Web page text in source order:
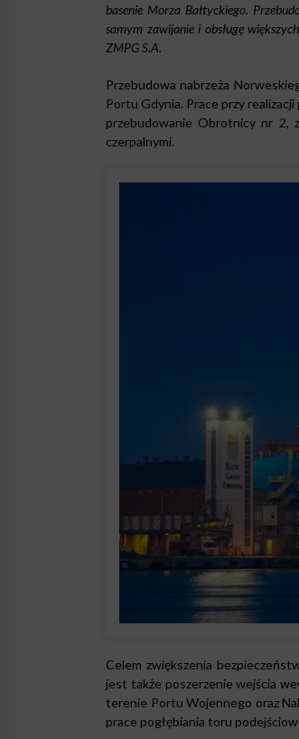
basenie Morza Bałtyckiego.
samym zawijanie i obsługę
ZMPG S.A.
Przebudowa nabrzeża
Portu Gdynia. Prace przy
przebudowanie Obrotnicy nr 2,
czerpalnymi.
Celem zwiększenia
jest także poszerzenie wejścia
terenie Portu Wojennego oraz
prace pogłębiania toru